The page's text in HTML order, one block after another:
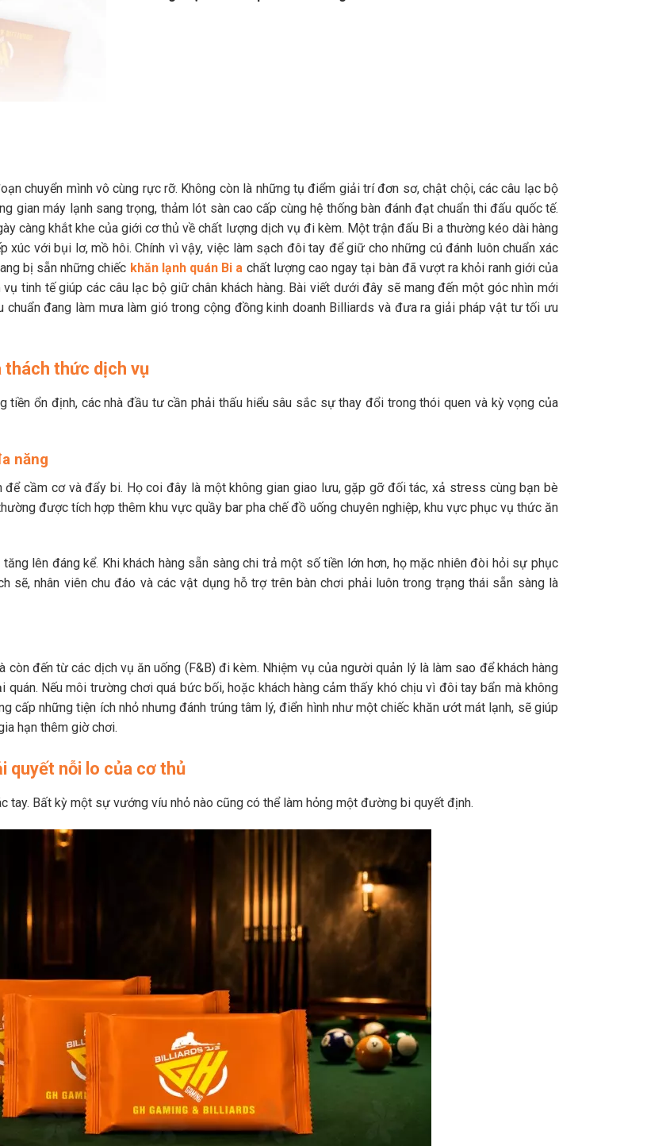
chuyển mình vô cùng rực rỡ. Không còn là những tụ điểm giải trí đơn sơ, chật chội, các câu lạc bộ
gian máy lạnh sang trọng, thảm lót sàn cao cấp cùng hệ thống bàn đánh đạt chuẩn thi đấu quốc tế.
càng khắt khe của giới cơ thủ về chất lượng dịch vụ đi kèm. Một trận đấu Bi a thường kéo dài hàng
với bụi lơ, mồ hôi. Chính vì vậy, việc làm sạch đôi tay để giữ cho những cú đánh luôn chuẩn xác
bị sẵn những chiếc khăn lạnh quán Bi a chất lượng cao ngay tại bàn đã vượt ra khỏi ranh giới của
tinh tế giúp các câu lạc bộ giữ chân khách hàng. Bài viết dưới đây sẽ mang đến một góc nhìn mới
đang làm mưa làm gió trong cộng đồng kinh doanh Billiards và đưa ra giải pháp vật tư tối ưu
thách thức dịch vụ
ổn định, các nhà đầu tư cần phải thấu hiểu sâu sắc sự thay đổi trong thói quen và kỳ vọng của
năng
để cầm cơ và đẩy bi. Họ coi đây là một không gian giao lưu, gặp gỡ đối tác, xả stress cùng bạn bè
được tích hợp thêm khu vực quầy bar pha chế đồ uống chuyên nghiệp, khu vực phục vụ thức ăn
lên đáng kể. Khi khách hàng sẵn sàng chi trả một số tiền lớn hơn, họ mặc nhiên đòi hỏi sự phục
nhân viên chu đáo và các vật dụng hỗ trợ trên bàn chơi phải luôn trong trạng thái sẵn sàng là
còn đến từ các dịch vụ ăn uống (F&B) đi kèm. Nhiệm vụ của người quản lý là làm sao để khách hàng
Nếu môi trường chơi quá bức bối, hoặc khách hàng cảm thấy khó chịu vì đôi tay bẩn mà không
cấp những tiện ích nhỏ nhưng đánh trúng tâm lý, điển hình như một chiếc khăn ướt mát lạnh, sẽ giúp
hạn thêm giờ chơi.
quyết nỗi lo của cơ thủ
tay. Bất kỳ một sự vướng víu nhỏ nào cũng có thể làm hỏng một đường bi quyết định.